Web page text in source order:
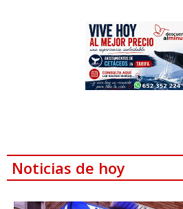
Noticias de hoy